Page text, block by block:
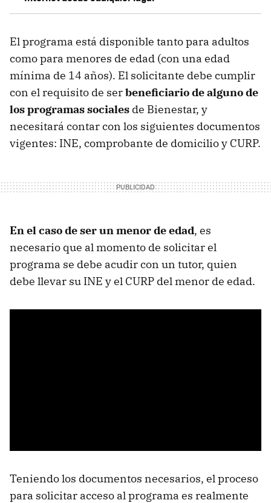
El programa está disponible tanto para adultos
como para menores de edad (con una edad
mínima de 14 años). El solicitante debe cumplir
con el requisito de serbeneficiario de alguno de
los programas sociales de Bienestar, y
necesitará contar con los siguientes documentos
vigentes: INE, comprobante de domicilio y CURP.
En el caso de ser un menor de edad, es
necesario que al momento de solicitar el
programa se debe acudir con un tutor, quien
debe llevar su INE y el CURP del menor de edad.
Teniendo los documentos necesarios, el proceso
para solicitar acceso al programa es realmente